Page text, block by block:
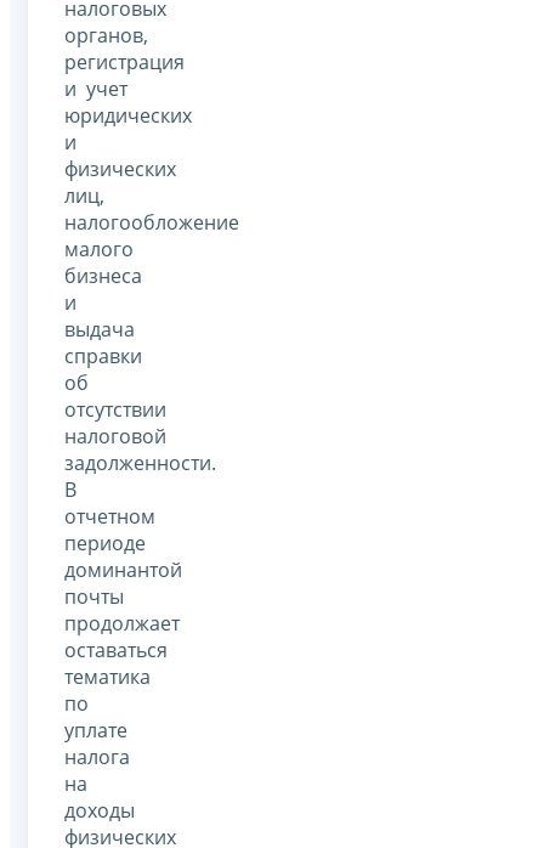
налоговых
органов,
регистрация
и учет
юридических
и
физических
лиц,
налогообложение
малого
бизнеса
и
выдача
справки
об
отсутствии
налоговой
задолженности.
В
отчетном
периоде
доминантой
почты
продолжает
оставаться
тематика
по
уплате
налога
на
доходы
физических